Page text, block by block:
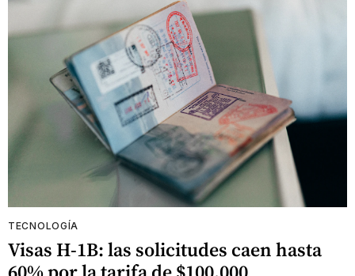
TECNOLOGÍA
Visas H-1B: las solicitudes caen hasta